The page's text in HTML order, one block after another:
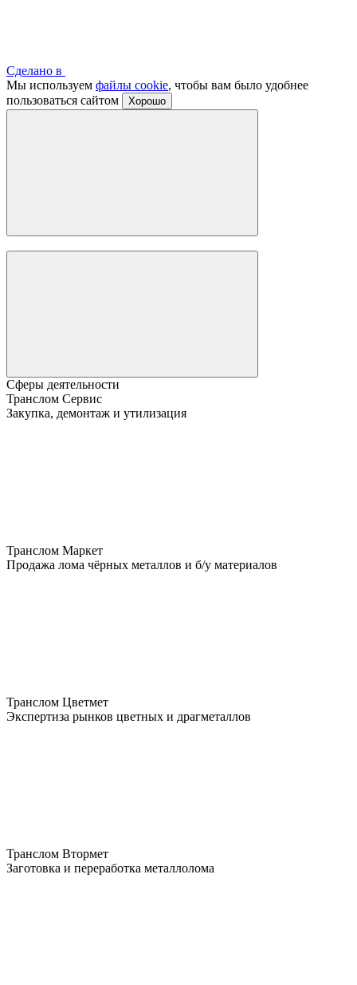
Сделано в
Мы используем файлы cookie, чтобы вам было удобнее
пользоваться сайтом
Хорошо
Сферы деятельности
Транслом Сервис
Закупка, демонтаж и утилизация
Транслом Маркет
Продажа лома чёрных металлов и б/у материалов
Транслом Цветмет
Экспертиза рынков цветных и драгметаллов
Транслом Втормет
Заготовка и переработка металлолома